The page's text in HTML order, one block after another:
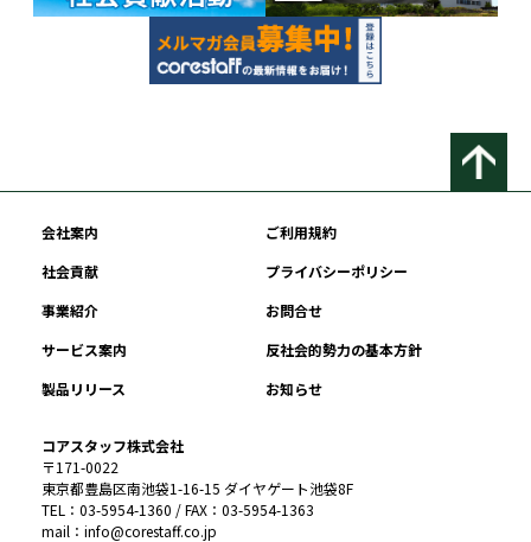
会社案内
ご利用規約
社会貢献
プライバシーポリシー
事業紹介
お問合せ
サービス案内
反社会的勢力の基本方針
製品リリース
お知らせ
コアスタッフ株式会社
〒171-0022
東京都豊島区南池袋1-16-15 ダイヤゲート池袋8F
TEL：03-5954-1360 / FAX：03-5954-1363
mail：info@corestaff.co.jp